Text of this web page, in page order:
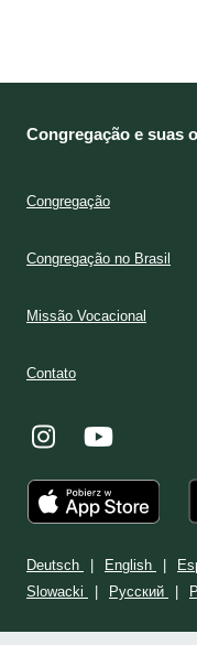
Congregação e suas
Congregação
Congregação no Brasil
Missão Vocacional
Contato
Deutsch English
Slowacki
Ρусский